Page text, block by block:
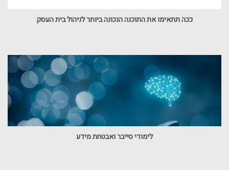
ככה תתאימו את התוכנה הנכונה ביותר לניהול בית העסק
לימודי סייבר ואבטחת מידע